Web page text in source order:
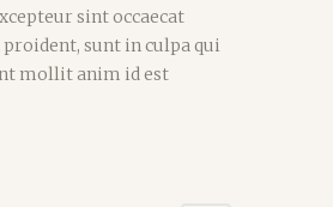
sint occaecat
sunt in culpa qui
mollit anim id est